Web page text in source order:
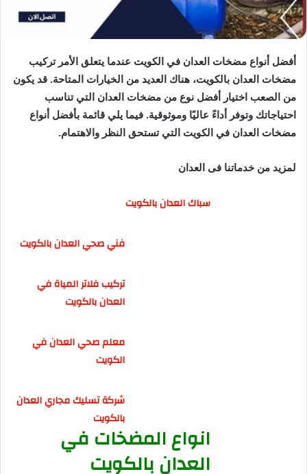
أفضل أنواع مضخات العدان في الكويت عندما يتعلق الأمر تركيب
مضخات العدان بالكويت، هناك العديد من الخيارات المتاحة. قد يكون
من الصعب اختيار أفضل نوع من مضخات العدان التي تناسب
احتياجاتك وتوفر أداءً عاليًا وموثوقية. فيما يلي قائمة بأفضل أنواع
مضخات العدان في الكويت التي تستحق النظر والاهتمام.
لمزيد من خدماتنا فى العدان
سباك العدان بالكويت
فني صحي العدان بالكويت
تركيب فلاتر المياة في
العدان بالكويت
معلم صحي العدان في
الكويت
شركة تسليك مجاري العدان
بالكويت
انواع المضخات في
العدان بالكويت